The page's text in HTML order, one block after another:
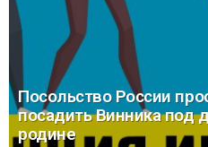
Посольство России
посадить Винника под
родине